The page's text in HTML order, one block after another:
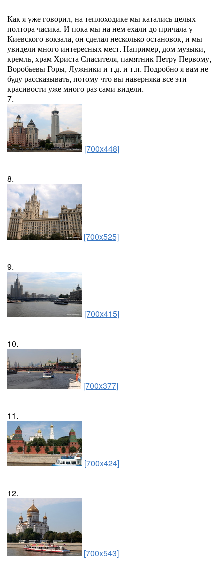
Как я уже говорил, на теплоходике мы катались целых
полтора часика. И пока мы на нем ехали до причала у
Киевского вокзала, он сделал несколько остановок, и мы
увидели много интересных мест. Например, дом музыки,
кремль, храм Христа Спасителя, памятник Петру Первому,
Воробьевы Горы, Лужники и т.д. и т.п. Подробно я вам не
буду рассказывать, потому что вы наверняка все эти
красивости уже много раз сами видели.
7.
[700x448]
8.
[700x525]
9.
[700x415]
10.
[700x377]
11.
[700x424]
12.
[700x543]